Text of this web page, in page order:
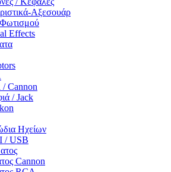
Αξεσουάρ
Effects
Cannon
/ Jack
Ηχείων
/ USB
Cannon